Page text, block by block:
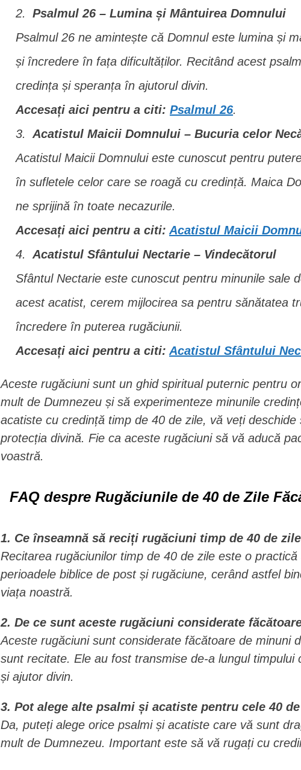
Psalmul 26 – Lumina și Mântuirea Domnului
Psalmul 26 ne amintește că Domnul este lumina și
și încredere în fața dificultăților. Recitând acest
credința și speranța în ajutorul divin.
Accesați aici pentru a citi:Psalmul 26.
Acatistul Maicii Domnului – Bucuria celor
Acatistul Maicii Domnului este cunoscut pentru
în sufletele celor care se roagă cu credință. Maica
ne sprijină în toate necazurile.
Accesați aici pentru a citi:Acatistul Maicii
Acatistul Sfântului Nectarie – Vindecătorul
Sfântul Nectarie este cunoscut pentru minunile sale
acest acatist, cerem mijlocirea sa pentru sănătatea
încredere în puterea rugăciunii.
Accesați aici pentru a citi:Acatistul Sfântului
Aceste rugăciuni sunt un ghid spiritual puternic pentru
mult de Dumnezeu și să experimenteze minunile
acatiste cu credință timp de 40 de zile, vă veți
protecția divină. Fie ca aceste rugăciuni să vă aducă
voastră.
FAQ despre Rugăciunile de 40 de Zile
1. Ce înseamnă să reciți rugăciuni timp de 40 de
Recitarea rugăciunilor timp de 40 de zile este o
perioadele biblice de post și rugăciune, cerând astfel
viața noastră.
2. De ce sunt aceste rugăciuni considerate
Aceste rugăciuni sunt considerate făcătoare de minuni
sunt recitate. Ele au fost transmise de-a lungul timpului
și ajutor divin.
3. Pot alege alte psalmi și acatiste pentru cele 40
Da, puteți alege orice psalmi și acatiste care vă sunt
mult de Dumnezeu. Important este să vă rugați cu